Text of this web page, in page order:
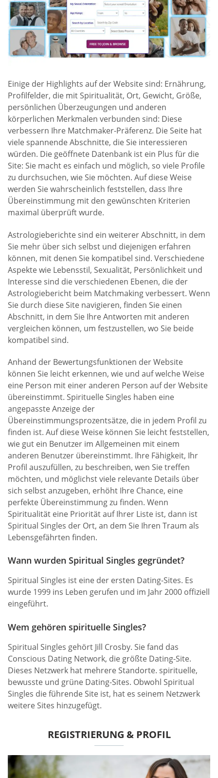
Einige der Highlights auf der Website sind: Ernährung,
Profilfelder, die mit Spiritualität, Ort, Gewicht, Größe,
persönlichen Überzeugungen und anderen
körperlichen Merkmalen verbunden sind: Diese
verbessern Ihre Matchmaker-Präferenz. Die Seite hat
viele spannende Abschnitte, die Sie interessieren
würden. Die geöffnete Datenbank ist ein Plus für die
Site: Sie macht es einfach und möglich, so viele Profile
zu durchsuchen, wie Sie möchten. Auf diese Weise
werden Sie wahrscheinlich feststellen, dass Ihre
Übereinstimmung mit den gewünschten Kriterien
maximal überprüft wurde.
Astrologieberichte sind ein weiterer Abschnitt, in dem
Sie mehr über sich selbst und diejenigen erfahren
können, mit denen Sie kompatibel sind. Verschiedene
Aspekte wie Lebensstil, Sexualität, Persönlichkeit und
Interesse sind die verschiedenen Ebenen, die der
Astrologiebericht beim Matchmaking verbessert. Wenn
Sie durch diese Site navigieren, finden Sie einen
Abschnitt, in dem Sie Ihre Antworten mit anderen
vergleichen können, um festzustellen, wo Sie beide
kompatibel sind.
Anhand der Bewertungsfunktionen der Website
können Sie leicht erkennen, wie und auf welche Weise
eine Person mit einer anderen Person auf der Website
übereinstimmt. Spirituelle Singles haben eine
angepasste Anzeige der
Übereinstimmungsprozentsätze, die in jedem Profil zu
finden ist. Auf diese Weise können Sie leicht feststellen,
wie gut ein Benutzer im Allgemeinen mit einem
anderen Benutzer übereinstimmt. Ihre Fähigkeit, Ihr
Profil auszufüllen, zu beschreiben, wen Sie treffen
möchten, und möglichst viele relevante Details über
sich selbst anzugeben, erhöht Ihre Chance, eine
perfekte Übereinstimmung zu finden. Wenn
Spiritualität eine Priorität auf Ihrer Liste ist, dann ist
Spiritual Singles der Ort, an dem Sie Ihren Traum als
Lebensgefährten finden.
Wann wurden Spiritual Singles gegründet?
Spiritual Singles ist eine der ersten Dating-Sites. Es
wurde 1999 ins Leben gerufen und im Jahr 2000 offiziell
eingeführt.
Wem gehören spirituelle Singles?
Spiritual Singles gehört Jill Crosby. Sie fand das
Conscious Dating Network, die größte Dating-Site.
Dieses Netzwerk hat mehrere Standorte. spirituelle,
bewusste und grüne Dating-Sites. Obwohl Spiritual
Singles die führende Site ist, hat es seinem Netzwerk
weitere Sites hinzugefügt.
REGISTRIERUNG & PROFIL